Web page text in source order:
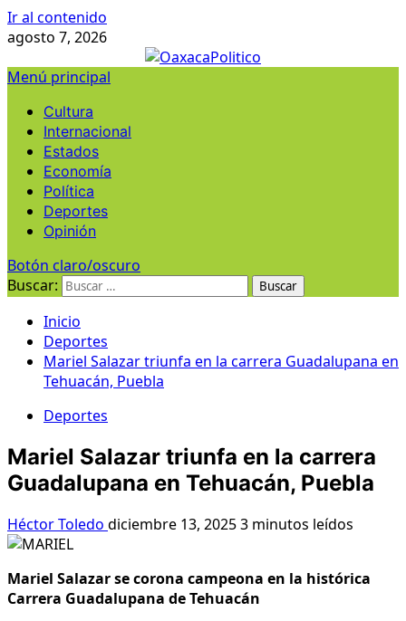
Ir al contenido
agosto 7, 2026
Menú principal
Cultura
Internacional
Estados
Economía
Política
Deportes
Opinión
Botón claro/oscuro
Buscar:
Inicio
Deportes
Mariel Salazar triunfa en la carrera Guadalupana en
Tehuacán, Puebla
Deportes
Mariel Salazar triunfa en la carrera
Guadalupana en Tehuacán, Puebla
Héctor Toledo diciembre 13, 20253 minutos leídos
Mariel Salazar se corona campeona en la histórica
Carrera Guadalupana de Tehuacán